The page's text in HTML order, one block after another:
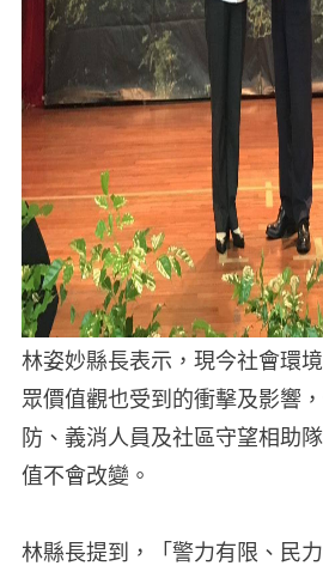
林姿妙縣長表示，現今社會環
眾價值觀也受到的衝擊及影響
防、義消人員及社區守望相助
值不會改變。
林縣長提到，「警力有限、民